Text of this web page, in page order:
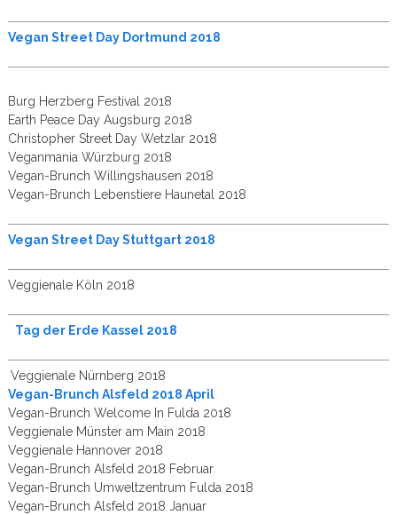
Vegan Street Day Dortmund 2018
Burg Herzberg Festival 2018
Earth Peace Day Augsburg 2018
Christopher Street Day Wetzlar 2018
Veganmania Würzburg 2018
Vegan-Brunch Willingshausen 2018
Vegan-Brunch Lebenstiere Haunetal 2018
Vegan Street Day Stuttgart 2018
Veggienale Köln 2018
Tag der Erde Kassel 2018
Veggienale Nürnberg 2018
Vegan-Brunch Alsfeld 2018 April
Vegan-Brunch Welcome In Fulda 2018
Veggienale Münster am Main 2018
Veggienale Hannover 2018
Vegan-Brunch Alsfeld 2018 Februar
Vegan-Brunch Umweltzentrum Fulda 2018
Vegan-Brunch Alsfeld 2018 Januar